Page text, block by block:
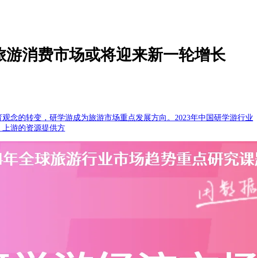
消费市场或将迎来新一轮增长
念的转变，研学游成为旅游市场重点发展方向。2023年中国研学游行业
上游的资源提供方